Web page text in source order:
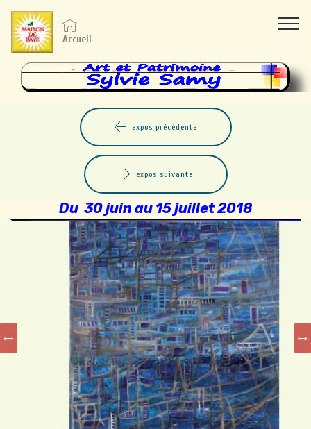
Accueil
expos précédente
expos suivante
Du 30 juin au 15 juillet 2018